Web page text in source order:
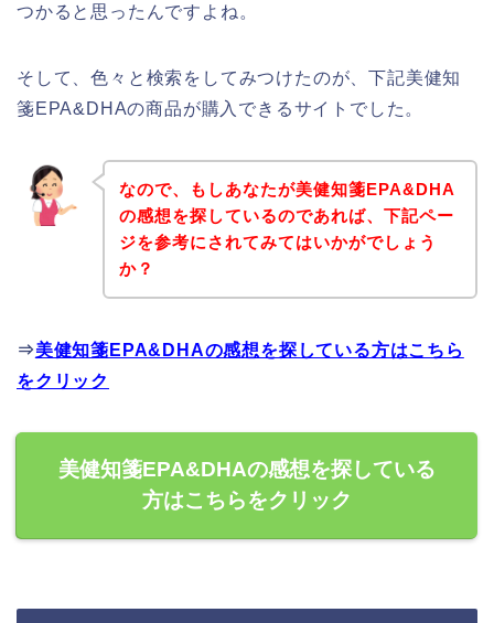
つかると思ったんですよね。
そして、色々と検索をしてみつけたのが、下記美健知
箋EPA&DHAの商品が購入できるサイトでした。
なので、もしあなたが美健知箋EPA&DHA
の感想を探しているのであれば、下記ペー
ジを参考にされてみてはいかがでしょう
か？
⇒美健知箋EPA&DHAの感想を探している方はこちら
をクリック
美健知箋EPA&DHAの感想を探している
方はこちらをクリック